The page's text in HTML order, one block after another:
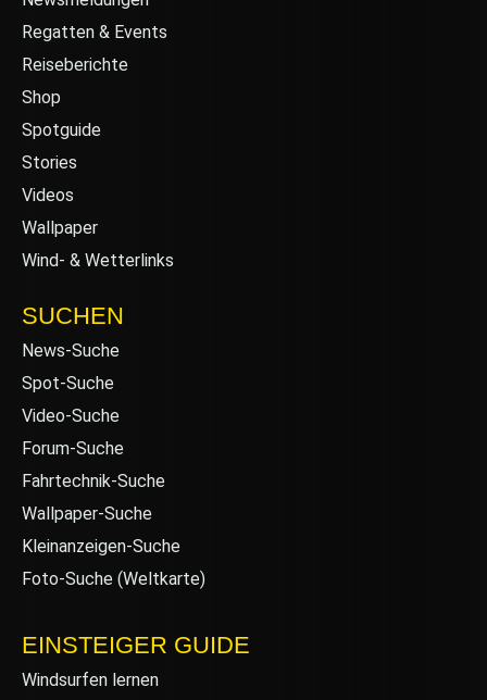
Regatten & Events
Reiseberichte
Shop
Spotguide
Stories
Videos
Wallpaper
Wind- & Wetterlinks
SUCHEN
News-Suche
Spot-Suche
Video-Suche
Forum-Suche
Fahrtechnik-Suche
Wallpaper-Suche
Kleinanzeigen-Suche
Foto-Suche (Weltkarte)
EINSTEIGER GUIDE
Windsurfen lernen